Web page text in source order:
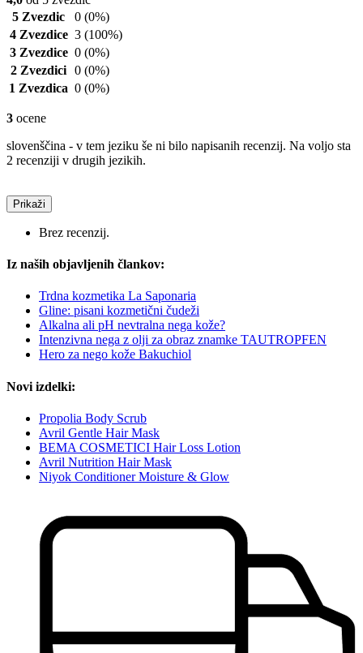
5 Zvezdic
0 (0%)
4 Zvezdice 3 (100%)
3 Zvezdice 0 (0%)
2 Zvezdici 0 (0%)
1 Zvezdica 0 (0%)
3 ocene
slovenščina - v tem jeziku še ni bilo napisanih recenzij. Na voljo sta
2 recenziji v drugih jezikih.
Prikaži
Brez recenzij.
Iz naših objavljenih člankov:
Trdna kozmetika La Saponaria
Gline: pisani kozmetični čudeži
Alkalna ali pH nevtralna nega kože?
Intenzivna nega z olji za obraz znamke TAUTROPFEN
Hero za nego kože Bakuchiol
Novi izdelki:
Propolia Body Scrub
Avril Gentle Hair Mask
BEMA COSMETICI Hair Loss Lotion
Avril Nutrition Hair Mask
Niyok Conditioner Moisture & Glow